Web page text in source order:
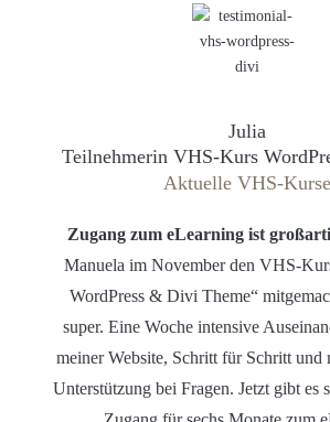
Julia
Teilnehmerin VHS-Kurs
Aktuelle VHS-Kurse
Zugang zum eLearning ist
Manuela im November den VHS-
WordPress & Divi Theme“
super. Eine Woche intensive
meiner Website, Schritt für Schritt und
Unterstützung bei Fragen. Jetzt gibt es